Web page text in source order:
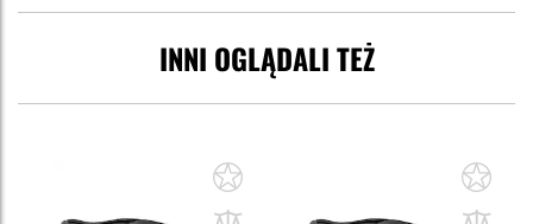
INNI OGLĄDALI TEŻ